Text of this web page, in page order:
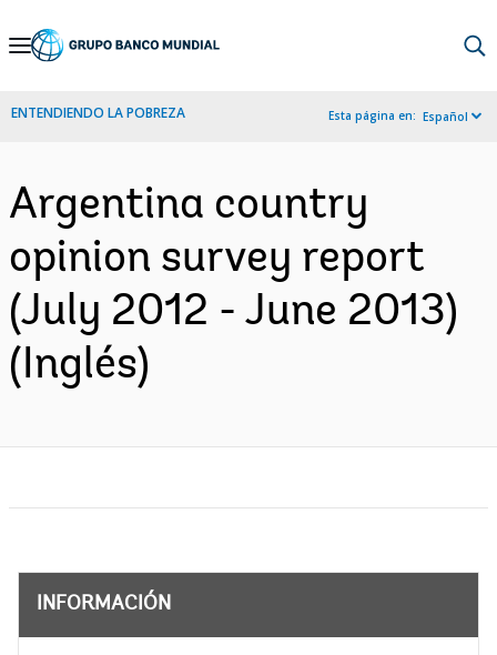
Skip
Navigation
ENTENDIENDO LA POBREZA Esta página en: Español
Argentina country
opinion survey report
(July 2012 - June 2013)
(Inglés)
INFORMACIÓN